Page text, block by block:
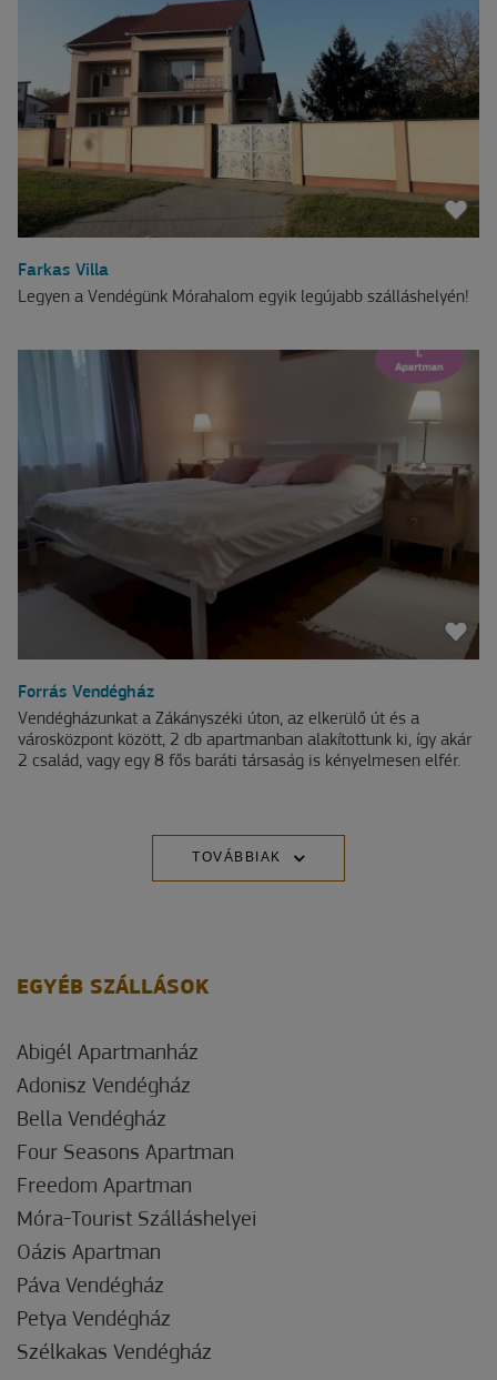
Farkas Villa
Legyen a Vendégünk Mórahalom egyik legújabb szálláshelyén!
Forrás Vendégház
Vendégházunkat a Zákányszéki úton, az elkerülő út és a
városközpont között, 2 db apartmanban alakítottunk ki, így akár
2 család, vagy egy 8 fős baráti társaság is kényelmesen elfér.
TOVÁBBIAK
EGYÉB SZÁLLÁSOK
Abigél Apartmanház
Adonisz Vendégház
Bella Vendégház
Four Seasons Apartman
Freedom Apartman
Móra-Tourist Szálláshelyei
Oázis Apartman
Páva Vendégház
Petya Vendégház
Szélkakas Vendégház